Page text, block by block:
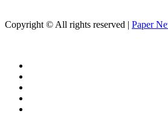
Copyright © All rights reserved | Paper